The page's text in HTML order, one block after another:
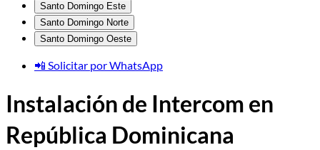
Santo Domingo Este
Santo Domingo Norte
Santo Domingo Oeste
📲 Solicitar por WhatsApp
Instalación de Intercom en
República Dominicana